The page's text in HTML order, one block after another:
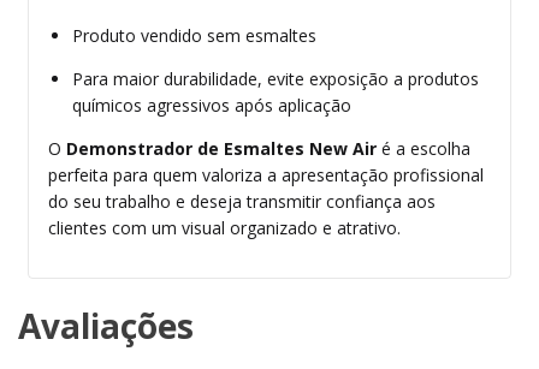
Produto vendido sem esmaltes
Para maior durabilidade, evite exposição a produtos
químicos agressivos após aplicação
O Demonstrador de Esmaltes New Air é a escolha
perfeita para quem valoriza a apresentação profissional
do seu trabalho e deseja transmitir confiança aos
clientes com um visual organizado e atrativo.
Avaliações